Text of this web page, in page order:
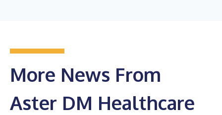
More News From
Aster DM Healthcare